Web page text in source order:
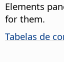
Elements
for them.
Tabelas de